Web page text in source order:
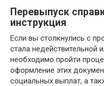
Перевыпуск
инструкция
Если вы столкнулись с
стала недействительной
необходимо пройти
оформление этих
социальных выплат, а